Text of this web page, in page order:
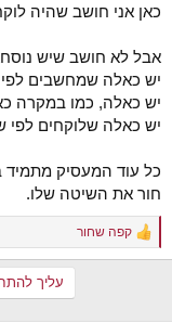
כאן אני חושב שהיה לוקח 21
אבל לא חושב שיש
יש כאלה שמחשבים לפי
יש כאלה, כמו במקרה
יש כאלה שלוקחים לפי
כל עוד המעסיק מתמיד
חור את השיטה שלו.
R
e
i
קפה שחור
עליך